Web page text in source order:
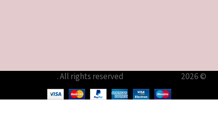
© 2026
. All rights reserved